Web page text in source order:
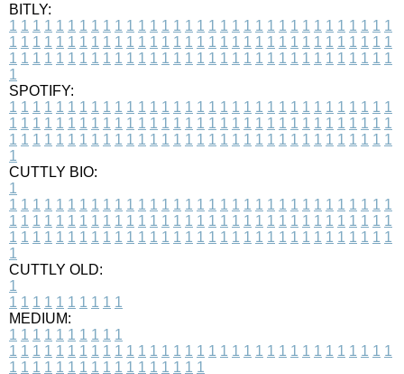
BITLY:
1 1 1 1 1 1 1 1 1 1 1 1 1 1 1 1 1 1 1 1 1 1 1 1 1 1 1 1 1 1 1 1 1
1 1 1 1 1 1 1 1 1 1 1 1 1 1 1 1 1 1 1 1 1 1 1 1 1 1 1 1 1 1 1 1 1
1 1 1 1 1 1 1 1 1 1 1 1 1 1 1 1 1 1 1 1 1 1 1 1 1 1 1 1 1 1 1 1 1
1
SPOTIFY:
1 1 1 1 1 1 1 1 1 1 1 1 1 1 1 1 1 1 1 1 1 1 1 1 1 1 1 1 1 1 1 1 1
1 1 1 1 1 1 1 1 1 1 1 1 1 1 1 1 1 1 1 1 1 1 1 1 1 1 1 1 1 1 1 1 1
1 1 1 1 1 1 1 1 1 1 1 1 1 1 1 1 1 1 1 1 1 1 1 1 1 1 1 1 1 1 1 1 1
1
CUTTLY BIO:
1
1 1 1 1 1 1 1 1 1 1 1 1 1 1 1 1 1 1 1 1 1 1 1 1 1 1 1 1 1 1 1 1 1
1 1 1 1 1 1 1 1 1 1 1 1 1 1 1 1 1 1 1 1 1 1 1 1 1 1 1 1 1 1 1 1 1
1 1 1 1 1 1 1 1 1 1 1 1 1 1 1 1 1 1 1 1 1 1 1 1 1 1 1 1 1 1 1 1 1
1
CUTTLY OLD:
1
1 1 1 1 1 1 1 1 1 1
MEDIUM:
1 1 1 1 1 1 1 1 1 1
1 1 1 1 1 1 1 1 1 1 1 1 1 1 1 1 1 1 1 1 1 1 1 1 1 1 1 1 1 1 1 1 1
1 1 1 1 1 1 1 1 1 1 1 1 1 1 1 1 1